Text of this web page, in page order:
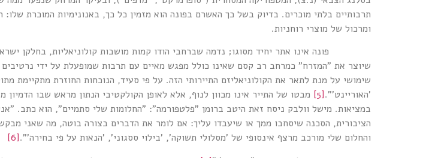
תרבותיים בלתי מוכרים. בדיוק בשל כך האשרם בפונה הוא מזמין כל כך, באנונימיות המוכרת
ומרכול של מוצרי רוחניות.
פונה אינו אתר יחיד מסוגו; נדמה שברחבי הודו קמות מושבות קולוניאליות, בחלקן
שיוצר את "המזרח" כמרחב רב קסם שאינו כולל מפגש מאיים עם תרבות שמופעלת על ידי
שימושי על מנת לתאר את הקולוניאליזם התיירותי הזה. על פי סעיד, הנוכחות החוזרת מתקיימת
'האוריינט'".[5]
מבטו של התייר אינו מכוון לנוף, אלא לאופן הקולקטיבי הנתון מראש שבו הדמיון
במציאות. מישל וולבק ניסח זאת היטב ברומן "פלטפורמה": "החלומות שלי סתמיים", הוא כתב.
הציבורית, הסכנה שיסחבו ממך או שיעבדו עליך: אם לומר את הדברים בצורה בוטה, מה שאני
והחלום שלי מורכב מרצף אינסופי של 'מסלולי תשוקה', 'בילוי ססגוני', 'הנאות על פי בחירה'".[6]